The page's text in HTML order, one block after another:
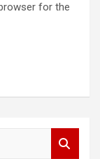
for the